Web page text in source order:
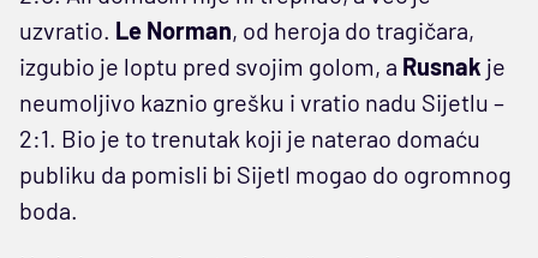
uzvratio. Le Norman, od heroja do tragičara,
izgubio je loptu pred svojim golom, a Rusnak je
neumoljivo kaznio grešku i vratio nadu Sijetlu –
2:1. Bio je to trenutak koji je naterao domaću
publiku da pomisli bi Sijetl mogao do ogromnog
boda.